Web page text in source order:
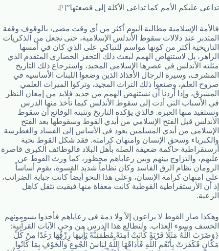
تداعى عليكم الأمم كما تداعى الأكلة إلى قصعتها”[¹].
فالأمة الإسلامية مطالبة اليوم أكثر من أي وقت مضى، بالوقوف وقفة
المتدبر عند دلالات سقوط الأندلس الإسلامية، حتى نجعل من الذكريات
التاريخية أكثر من كونها مواسم للتباكي على الذي كان في أمسها
الزاهر، بل لاستنهاض الهمم لبعث ذلك التحفز الحضاري المتقدم الذي
مثلته الأندلس في عصرها الإسلامي المجيد، واسترجاع ذلك التاريخ
المشرف، وسيرة الرجال الأفذاذ الذين وضعوا اللبنات الأساسية في
صروح العلم، وصنعوا ذلك التراث المجيد، وتركوا الميراث العلمي
المشرق، وإذا أردنا أن نستنهض الهمم من جديد فلابد من إمعان النظر
في الأسباب التي أدت إلى سقوط الأندلس كيما نأخذ منها الدرس
ونستفيد منها العبرة. فالذي يؤكده التاريخ وتثبته الوقائع أن سقوط
الأندلس قبل الفتح الإسلامي من أيدي القوط وسقوطها بعد الفتح
الإسلامي من أيدي المسلمين يعود في الأساس إلى الفساد والغطرسة
والكبرياء وسحق الإنسان وامتهان كرامته. فقد شكل القوط نخبة
أرستقراطية حاكمة ضعيفة الصلة بأهل البلاد فالوظائف الكبرى قاصرة
عليهم، والتزاوج بينهم وبين رعاياهم محظور، كما ورث القوط عن
الرومان نظام الرق الفاسد وكان نظاماً شديد القسوة، يقوم أساساً
على امتهان كرامة الإنسان، وعلى هذا النحو أيضاً كانت جباية الضرائب،
إذ أن الأرستقراطية القوطية كانت معفاة منها فبقيت تثقل كاهل
الرعية.
وهكذا صار القوط لا يراعون إلاً ولا ذمة في رعاياهم فأخذوا يسومونهم
الخسف وسوء العذاب. ولنطالع هذا الدرس من وحي الآيات القرآنية:
{وَضَرَبَ اللَّهُ مَثَلًا قَرْيَةً كَانَتْ آمِنَةً مُطْمَئِنَّةً يَأْتِيهَا رِزْقُهَا رَغَدًا مِنْ كُلِّ
مَكَانٍ فَكَفَرَتْ بِأَنْعُمِ اللَّهِ فَأَذَاقَهَا اللَّهُ لِبَاسَ الْجُوعِ وَالْخَوْفِ بِمَا كَانُوا